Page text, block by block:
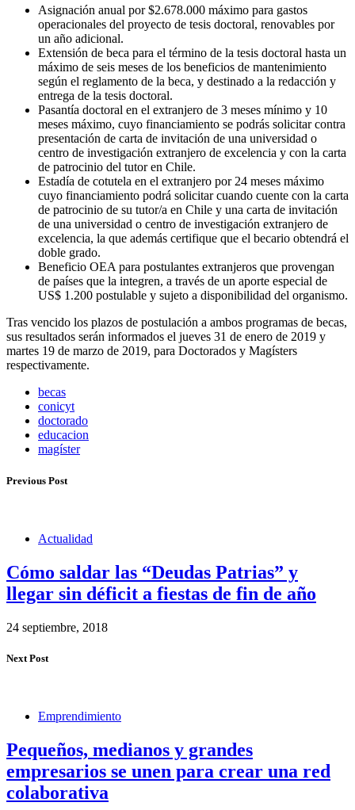
Asignación anual por $2.678.000 máximo para gastos
operacionales del proyecto de tesis doctoral, renovables por
un año adicional.
Extensión de beca para el término de la tesis doctoral hasta un
máximo de seis meses de los beneficios de mantenimiento
según el reglamento de la beca, y destinado a la redacción y
entrega de la tesis doctoral.
Pasantía doctoral en el extranjero de 3 meses mínimo y 10
meses máximo, cuyo financiamiento se podrás solicitar contra
presentación de carta de invitación de una universidad o
centro de investigación extranjero de excelencia y con la carta
de patrocinio del tutor en Chile.
Estadía de cotutela en el extranjero por 24 meses máximo
cuyo financiamiento podrá solicitar cuando cuente con la carta
de patrocinio de su tutor/a en Chile y una carta de invitación
de una universidad o centro de investigación extranjero de
excelencia, la que además certifique que el becario obtendrá el
doble grado.
Beneficio OEA para postulantes extranjeros que provengan
de países que la integren, a través de un aporte especial de
US$ 1.200 postulable y sujeto a disponibilidad del organismo.
Tras vencido los plazos de postulación a ambos programas de becas,
sus resultados serán informados el jueves 31 de enero de 2019 y
martes 19 de marzo de 2019, para Doctorados y Magísters
respectivamente.
becas
conicyt
doctorado
educacion
magíster
Previous Post
Actualidad
Cómo saldar las “Deudas Patrias” y
llegar sin déficit a fiestas de fin de año
24 septiembre, 2018
Next Post
Emprendimiento
Pequeños, medianos y grandes
empresarios se unen para crear una red
colaborativa